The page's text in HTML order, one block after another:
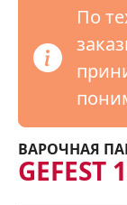
По
ВАРОЧНАЯ
GEFEST